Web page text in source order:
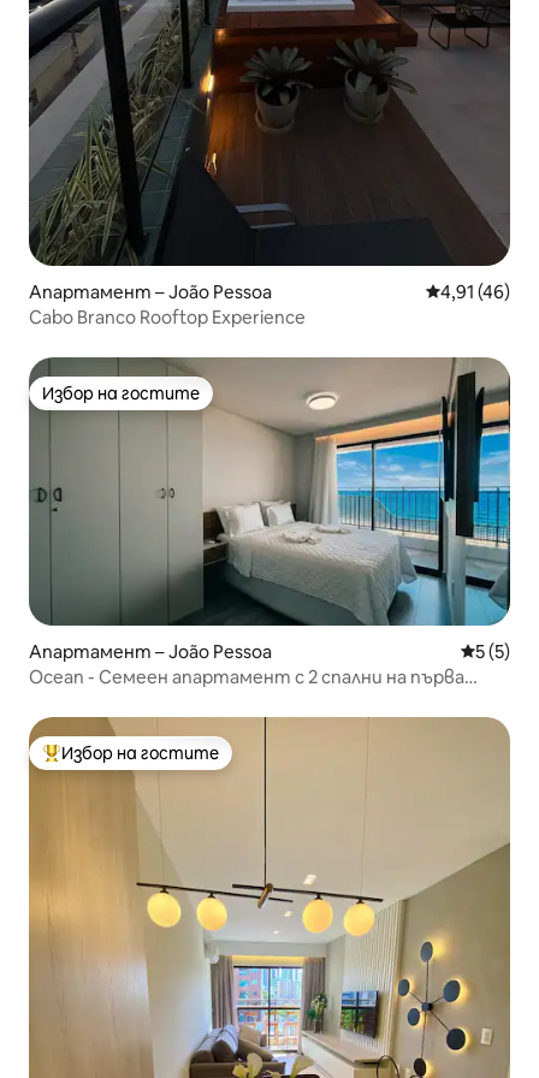
Апартамент – João Pessoa Средна
4,91 (46)
Cabo Branco Rooftop Experience
Избор на гостите
Избор на гостите
Апартамент – João Pessoa Средна
5 (5)
Ocean - Семеен апартамент с 2 спални на първа
Най-популярен избор на гостите
Избор на гостите